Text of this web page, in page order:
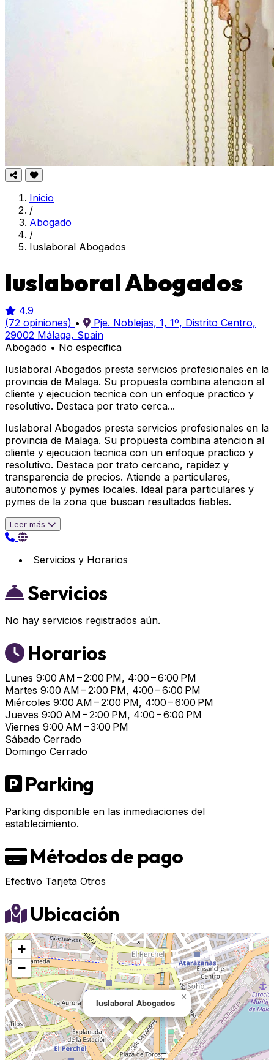
Inicio
/
Abogado
/
Iuslaboral Abogados
Iuslaboral Abogados
4.9
(72 opiniones) •
Pje. Noblejas, 1, 1º, Distrito Centro,
29002 Málaga, Spain
Abogado • No especifica
Iuslaboral Abogados presta servicios profesionales en la
provincia de Malaga. Su propuesta combina atencion al
cliente y ejecucion tecnica con un enfoque practico y
resolutivo. Destaca por trato cerca...
Iuslaboral Abogados presta servicios profesionales en la
provincia de Malaga. Su propuesta combina atencion al
cliente y ejecucion tecnica con un enfoque practico y
resolutivo. Destaca por trato cercano, rapidez y
transparencia de precios. Atiende a particulares,
autonomos y pymes locales. Ideal para particulares y
pymes de la zona que buscan resultados fiables.
Leer más
Servicios y Horarios
Servicios
No hay servicios registrados aún.
Horarios
Lunes 9:00 AM – 2:00 PM, 4:00 – 6:00 PM
Martes 9:00 AM – 2:00 PM, 4:00 – 6:00 PM
Miércoles 9:00 AM – 2:00 PM, 4:00 – 6:00 PM
Jueves 9:00 AM – 2:00 PM, 4:00 – 6:00 PM
Viernes 9:00 AM – 3:00 PM
Sábado Cerrado
Domingo Cerrado
Parking
Parking disponible en las inmediaciones del
establecimiento.
Métodos de pago
Efectivo Tarjeta Otros
Ubicación
Iuslaboral Abogados
×
+
−